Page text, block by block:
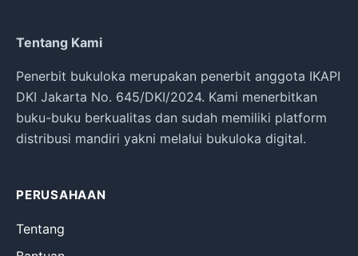
Tentang Kami
Penerbit bukuloka merupakan penerbit anggota IKAPI
DKI Jakarta No. 645/DKI/2024. Kami menerbitkan
buku-buku berkualitas dan sudah memiliki platform
distribusi mandiri yakni melalui bukuloka digital.
PERUSAHAAN
Tentang